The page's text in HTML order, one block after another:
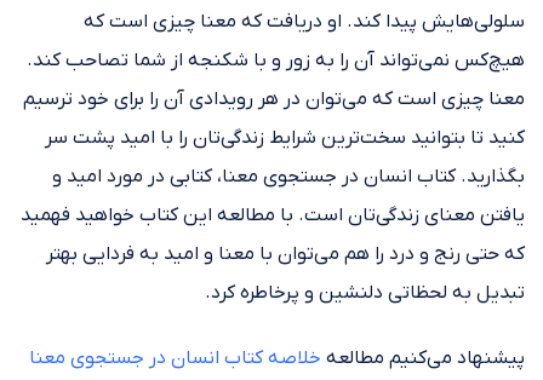
سلولی‌هایش پیدا کند. او دریافت که معنا چیزی است که
هیچ‌کس نمی‌تواند آن را به زور و با شکنجه از شما تصاحب کند.
معنا چیزی است که می‌توان در هر رویدادی آن را برای خود ترسیم
کنید تا بتوانید سخت‌ترین شرایط زندگی‌تان را با امید پشت سر
بگذارید. کتاب انسان در جستجوی معنا، کتابی در مورد امید و
یافتن معنای زندگی‌تان است. با مطالعه این کتاب خواهید فهمید
که حتی رنج و درد را هم می‌توان با معنا و امید به فردایی بهتر
تبدیل به لحظاتی دلنشین و پرخاطره کرد.
پیشنهاد می‌کنیم مطالعه خلاصه کتاب انسان در جستجوی معنا